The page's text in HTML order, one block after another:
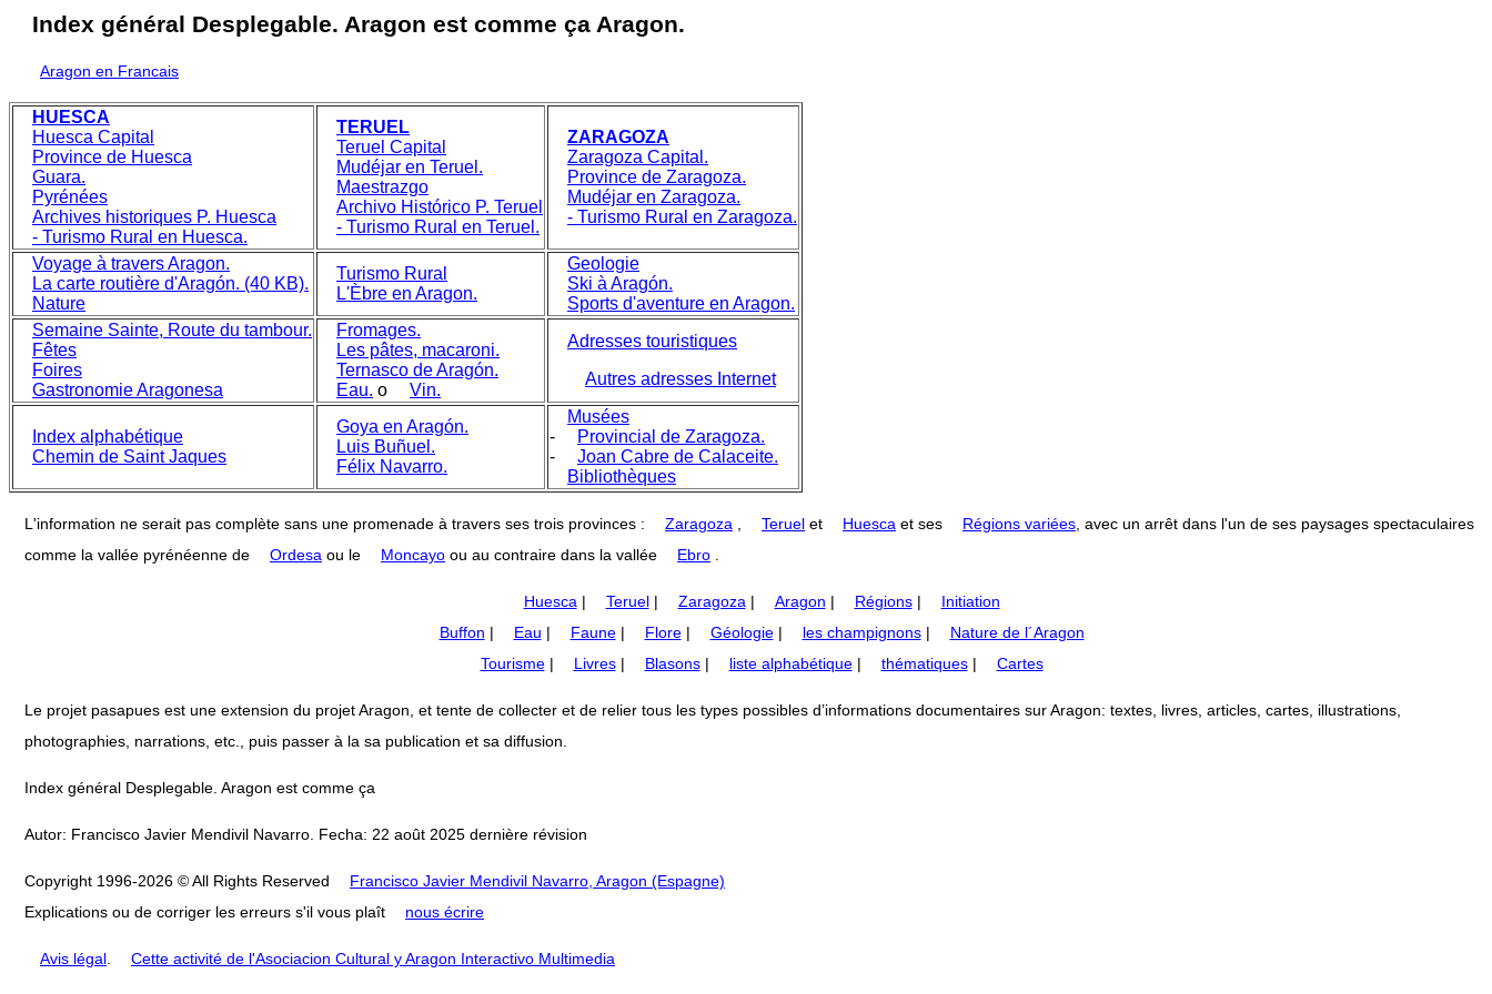
Index général Desplegable. Aragon est comme ça Aragon.
Aragon en Francais
HUESCA
Huesca Capital
Province de Huesca
Guara.
Pyrénées
Archives historiques P. Huesca
- Turismo Rural en Huesca.
TERUEL
Teruel Capital
Mudéjar en Teruel.
Maestrazgo
Archivo Histórico P. Teruel
- Turismo Rural en Teruel.
ZARAGOZA
Zaragoza Capital.
Province de Zaragoza.
Mudéjar en Zaragoza.
- Turismo Rural en Zaragoza.
Voyage à travers Aragon.
La carte routière d'Aragón. (40 KB).
Nature
Turismo Rural
L'Èbre en Aragon.
Geologie
Ski à Aragón.
Sports d'aventure en Aragon.
Semaine Sainte, Route du tambour.
Fêtes
Foires
Gastronomie Aragonesa
Fromages.
Les pâtes, macaroni.
Ternasco de Aragón.
Eau. o Vin.
Adresses touristiques
Autres adresses Internet
Index alphabétique
Chemin de Saint Jaques
Goya en Aragón.
Luis Buñuel.
Félix Navarro.
Musées
-
Provincial de Zaragoza.
-
Joan Cabre de Calaceite.
Bibliothèques
L'information ne serait pas complète sans une promenade à travers ses trois provinces : Zaragoza , Teruel et Huesca et ses Régions variées, avec un arrêt dans l'un de ses paysages spectaculaires
comme la vallée pyrénéenne de
Ordesa ou le Moncayo ou au contraire dans la vallée Ebro .
Huesca| Teruel| Zaragoza| Aragon | Régions|
Initiation
Buffon | Eau | Faune| Flore| Géologie| les champignons|
Nature de l´Aragon
Tourisme| Livres| Blasons| liste alphabétique| thématiques| Cartes
Le projet pasapues est une extension du projet Aragon, et tente de collecter et de relier tous les types possibles d’informations documentaires sur Aragon: textes, livres, articles, cartes, illustrations,
photographies, narrations, etc., puis passer à la sa publication et sa diffusion.
Index général Desplegable. Aragon est comme ça
Autor: Francisco Javier Mendivil Navarro. Fecha: 22 août 2025 dernière révision
Copyright 1996-2026 © All Rights Reserved
Francisco Javier Mendivil Navarro, Aragon (Espagne)
Explications ou de corriger les erreurs s'il vous plaît
nous écrire
Avis légal. Cette activité de l'Asociacion Cultural y Aragon Interactivo Multimedia